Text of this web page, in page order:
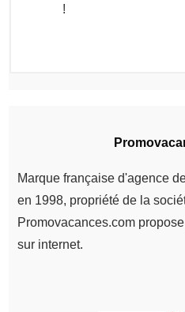
!
Marque française d'agence
en 1998, propriété de la
Promovacances.com
sur internet.